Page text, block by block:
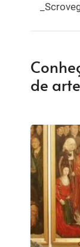
de